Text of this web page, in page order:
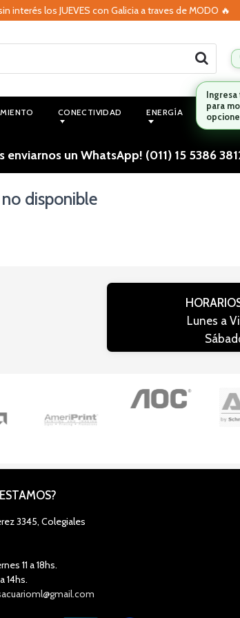
los JUEVES con Galicia a traves de MODO 🔥
CONECTIVIDAD ENERGÍA
un WhatsApp! (011) 15 5386
disponible
Lunes a
3345, Colegiales
11 a 18hs.
14hs.